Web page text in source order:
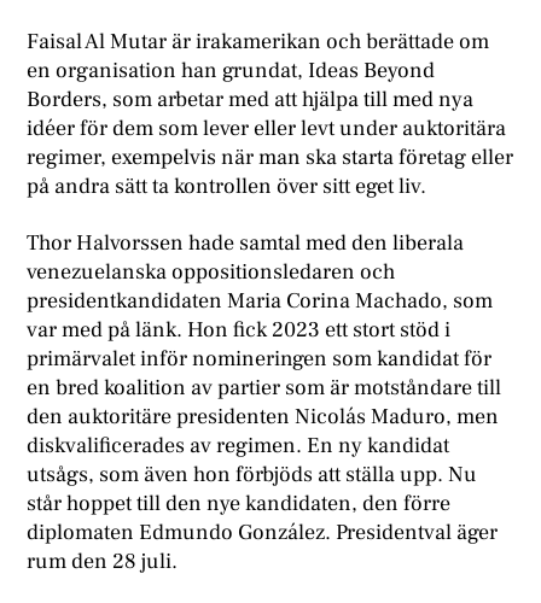
Faisal Al Mutar är irakamerikan och berättade om
en organisation han grundat, Ideas Beyond
Borders, som arbetar med att hjälpa till med nya
idéer för dem som lever eller levt under auktoritära
regimer, exempelvis när man ska starta företag eller
på andra sätt ta kontrollen över sitt eget liv.
Thor Halvorssen hade samtal med den liberala
venezuelanska oppositionsledaren och
presidentkandidaten Maria Corina Machado, som
var med på länk. Hon fick 2023 ett stort stöd i
primärvalet inför nomineringen som kandidat för
en bred koalition av partier som är motståndare till
den auktoritäre presidenten Nicolás Maduro, men
diskvalificerades av regimen. En ny kandidat
utsågs, som även hon förbjöds att ställa upp. Nu
står hoppet till den nye kandidaten, den förre
diplomaten Edmundo González. Presidentval äger
rum den 28 juli.